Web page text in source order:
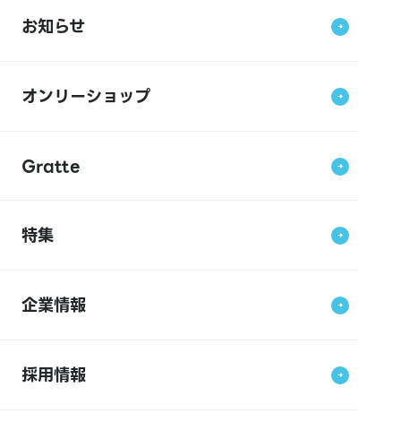
お知らせ
オンリーショップ
Gratte
特集
企業情報
採用情報